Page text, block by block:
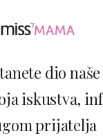
dio
iskustva,
prijatelja